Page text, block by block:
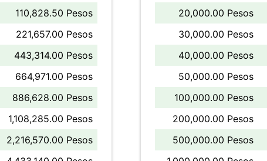
110,828.50 Pesos
221,657.00 Pesos
443,314.00 Pesos
664,971.00 Pesos
886,628.00 Pesos
1,108,285.00 Pesos
2,216,570.00 Pesos
20,000.00 Pesos
30,000.00 Pesos
40,000.00 Pesos
50,000.00 Pesos
100,000.00 Pesos
200,000.00 Pesos
500,000.00 Pesos